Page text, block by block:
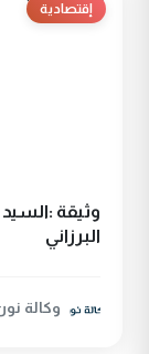
إقتصادية
وثيقة
البرزاني
وكالة